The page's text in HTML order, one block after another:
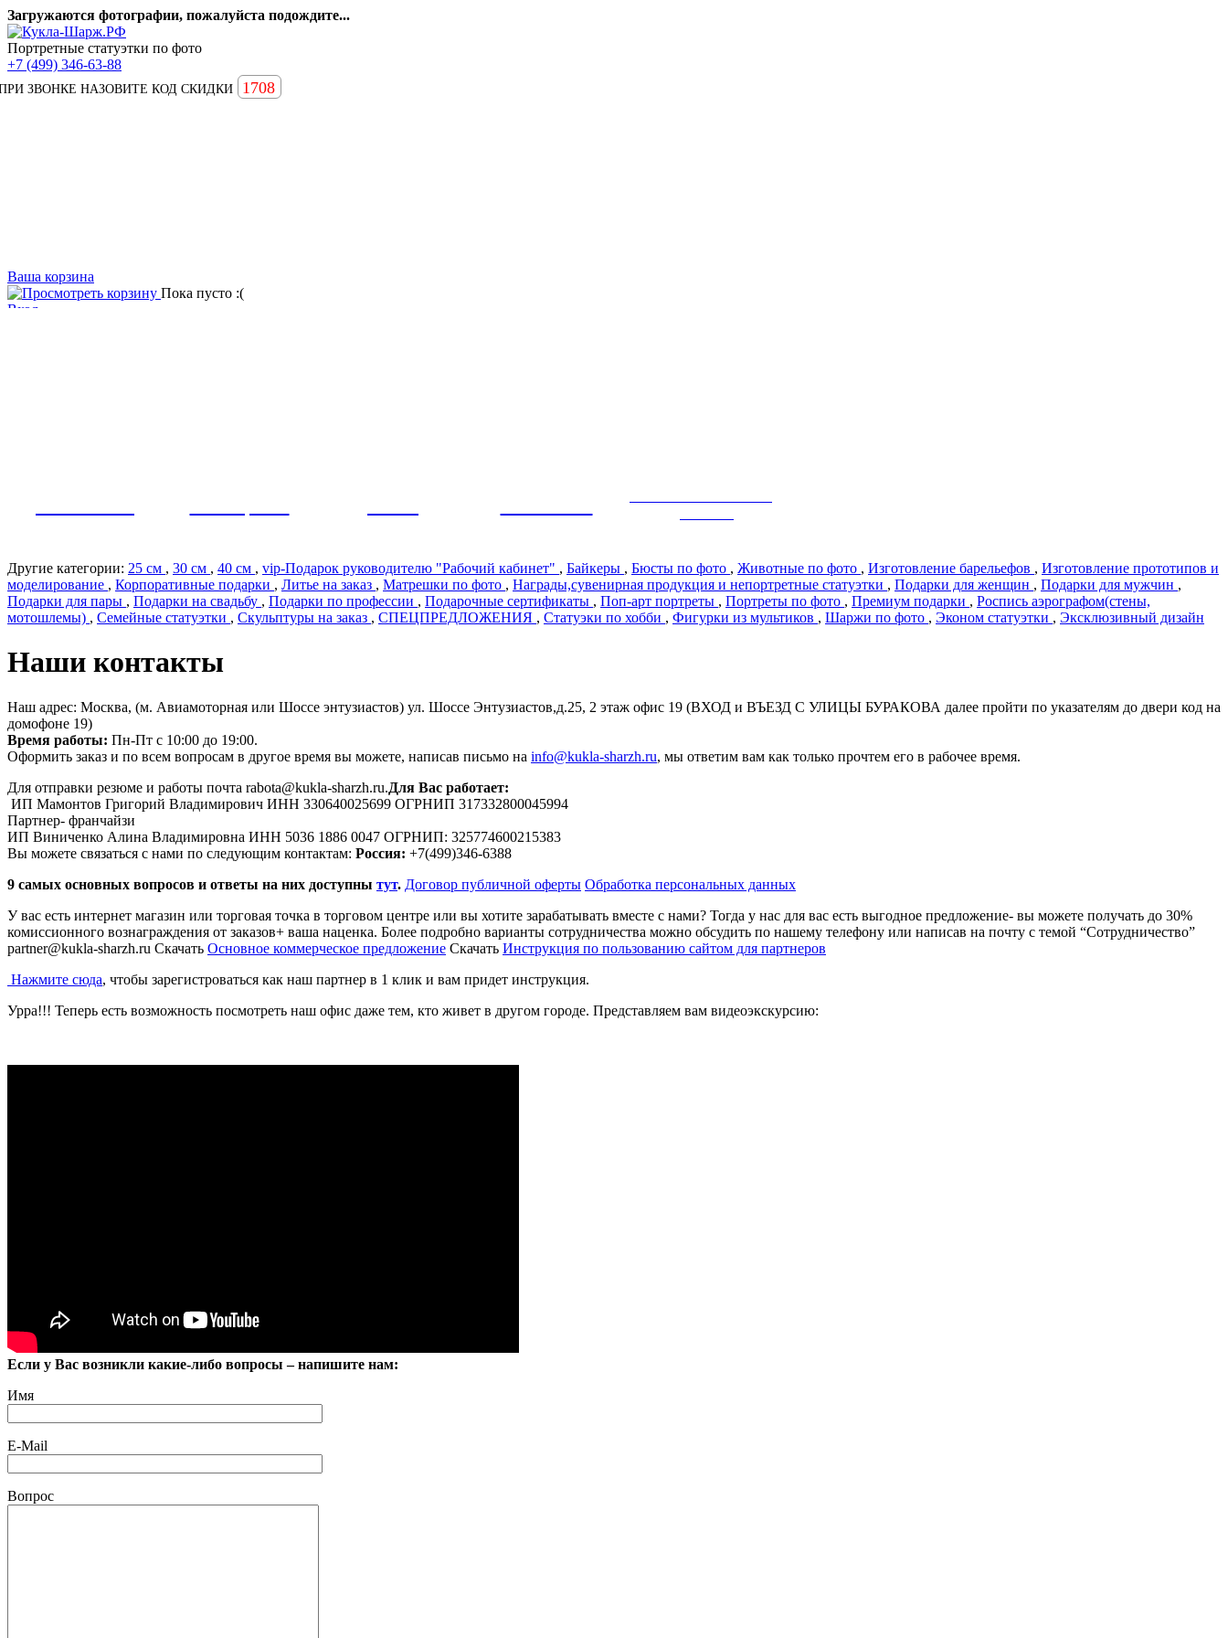
Загружаются фотографии, пожалуйста подождите...
Портретные статуэтки по фото
+7 (499) 346-63-88
ЗВОНКЕ НАЗОВИТЕ КОД СКИДКИ 1708
Ваша корзина
Пока пусто :(
Вход
Другие категории: 25 см , 30 см , 40 см , vip-Подарок руководителю "Рабочий кабинет" , Байкеры , Бюсты по фото , Животные по фото , Изготовление барельефов , Изготовление прототипов и
моделирование , Корпоративные подарки , Литье на заказ , Матрешки по фото , Награды,сувенирная продукция и непортретные статуэтки , Подарки для женщин , Подарки для мужчин ,
Подарки для пары , Подарки на свадьбу , Подарки по профеcсии , Подарочные сертификаты , Поп-арт портреты , Портреты по фото , Премиум подарки , Роспись аэрографом(стены,
мотошлемы) , Семейные статуэтки , Скульптуры на заказ , СПЕЦПРЕДЛОЖЕНИЯ , Статуэки по хобби , Фигурки из мультиков , Шаржи по фото , Эконом статуэтки , Эксклюзивный дизайн
Наши контакты
Наш адрес: Москва, (м. Авиамоторная или Шоссе энтузиастов) ул. Шоссе Энтузиастов,д.25, 2 этаж офис 19 (ВХОД и ВЪЕЗД С УЛИЦЫ БУРАКОВА далее пройти по указателям до двери код на
домофоне 19)
Время работы: Пн-Пт с 10:00 до 19:00.
Оформить заказ и по всем вопросам в другое время вы можете, написав письмо на info@kukla-sharzh.ru, мы ответим вам как только прочтем его в рабочее время.
Для отправки резюме и работы почта rabota@kukla-sharzh.ru.Для Вас работает:
ИП Мамонтов Григорий Владимирович ИНН 330640025699 ОГРНИП 317332800045994
Партнер- франчайзи
ИП Виниченко Алина Владимировна ИНН 5036 1886 0047 ОГРНИП: 325774600215383
Вы можете связаться с нами по следующим контактам: Россия: +7(499)346-6388
9 самых основных вопросов и ответы на них доступны тут. Договор публичной оферты Обработка персональных данных
У вас есть интернет магазин или торговая точка в торговом центре или вы хотите зарабатывать вместе с нами? Тогда у нас для вас есть выгодное предложение- вы можете получать до 30%
комиссионного вознаграждения от заказов+ ваша наценка. Более подробно варианты сотрудничества можно обсудить по нашему телефону или написав на почту с темой “Сотрудничество”
partner@kukla-sharzh.ru Скачать Основное коммерческое предложение Скачать Инструкция по пользованию сайтом для партнеров
Нажмите сюда, чтобы зарегистроваться как наш партнер в 1 клик и вам придет инструкция.
Урра!!! Теперь есть возможность посмотреть наш офис даже тем, кто живет в другом городе. Представляем вам видеоэкскурсию:
Если у Вас возникли какие-либо вопросы – напишите нам:
Имя
E-Mail
Вопрос